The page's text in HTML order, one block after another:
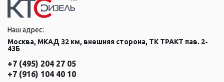
Наш адрес:
Москва, МКАД 32 км, внешняя сторона, ТК ТРАКТ пав. 2-
43Б
+7 (495) 204 27 05
+7 (916) 104 40 10